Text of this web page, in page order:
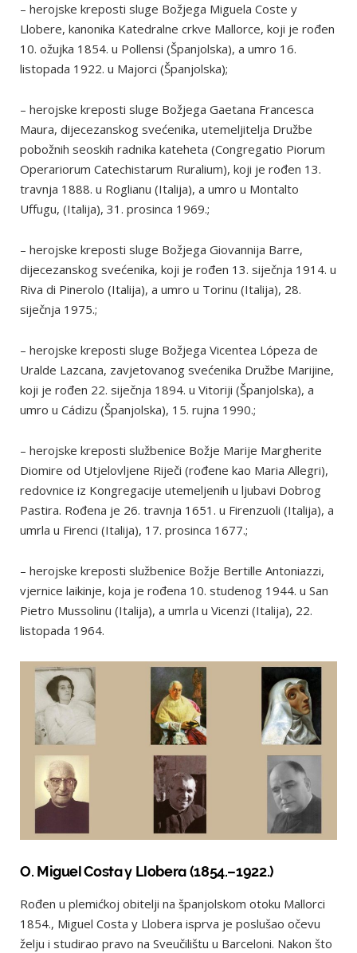
– herojske kreposti sluge Božjega Miguela Coste y
Llobere, kanonika Katedralne crkve Mallorce, koji je rođen
10. ožujka 1854. u Pollensi (Španjolska), a umro 16.
listopada 1922. u Majorci (Španjolska);
– herojske kreposti sluge Božjega Gaetana Francesca
Maura, dijecezanskog svećenika, utemeljitelja Družbe
pobožnih seoskih radnika kateheta (Congregatio Piorum
Operariorum Catechistarum Ruralium), koji je rođen 13.
travnja 1888. u Roglianu (Italija), a umro u Montalto
Uffugu, (Italija), 31. prosinca 1969.;
– herojske kreposti sluge Božjega Giovannija Barre,
dijecezanskog svećenika, koji je rođen 13. siječnja 1914. u
Riva di Pinerolo (Italija), a umro u Torinu (Italija), 28.
siječnja 1975.;
– herojske kreposti sluge Božjega Vicentea Lópeza de
Uralde Lazcana, zavjetovanog svećenika Družbe Marijine,
koji je rođen 22. siječnja 1894. u Vitoriji (Španjolska), a
umro u Cádizu (Španjolska), 15. rujna 1990.;
– herojske kreposti službenice Božje Marije Margherite
Diomire od Utjelovljene Riječi (rođene kao Maria Allegri),
redovnice iz Kongregacije utemeljenih u ljubavi Dobrog
Pastira. Rođena je 26. travnja 1651. u Firenzuoli (Italija), a
umrla u Firenci (Italija), 17. prosinca 1677.;
– herojske kreposti službenice Božje Bertille Antoniazzi,
vjernice laikinje, koja je rođena 10. studenog 1944. u San
Pietro Mussolinu (Italija), a umrla u Vicenzi (Italija), 22.
listopada 1964.
O. Miguel Costa y Llobera (1854.–1922.)
Rođen u plemićkoj obitelji na španjolskom otoku Mallorci
1854., Miguel Costa y Llobera isprva je poslušao očevu
želju i studirao pravo na Sveučilištu u Barceloni. Nakon što